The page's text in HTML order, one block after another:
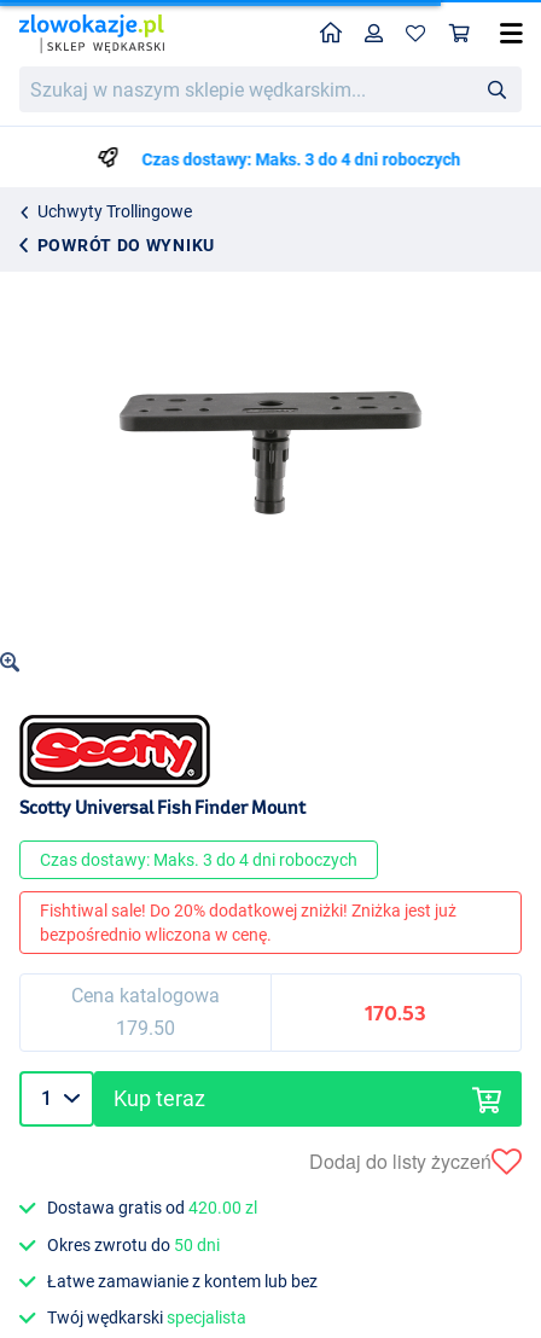
w
wędkarskim...
HomeProfil
Czas dostawy: Maks. 3 do 4 dni roboczych
Uchwyty Trollingowe
POWRÓT DO WYNIKU
Scotty Universal Fish Finder Mount
179.50
170.53
Scotty Universal Fish Finder Mount
Czas dostawy: Maks. 3 do 4 dni roboczych
Fishtiwal sale! Do 20% dodatkowej zniżki! Zniżka jest już
bezpośrednio wliczona w cenę.
Cena katalogowa
179.50
170.53
Kup teraz
Dodaj do listy życzeń
Dostawa gratis od420.00 zl
Okres zwrotu do 50 dni
Łatwe zamawianie z kontem lub bez
Twój wędkarskispecjalista